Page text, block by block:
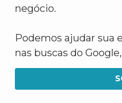
negócio.
Podemos ajudar sua
nas buscas do